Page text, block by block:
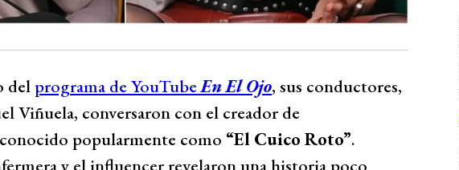
del programa de YouTubeEn El Ojo, sus conductores,
Viñuela, conversaron con el creador de
popularmente como “El Cuico Roto”.